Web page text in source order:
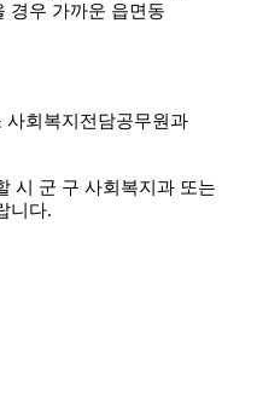
경우 가까운 읍면동
회복지전담공무원과
시 군 구 사회복지과 또는
니다.